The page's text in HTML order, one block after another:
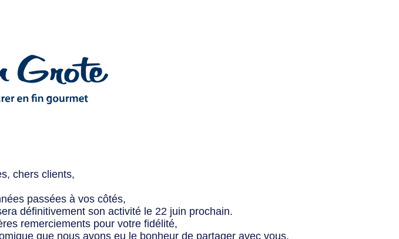
chers clients,
passées à vos côtés,
définitivement son activité le 22 juin prochain.
remerciements pour votre fidélité,
que nous avons eu le bonheur de partager avec vous.